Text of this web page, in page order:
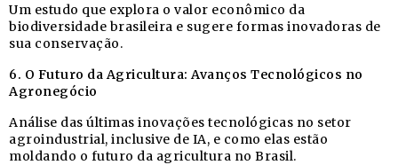
Um estudo que explora o valor econômico da
biodiversidade brasileira e sugere formas inovadoras de
sua conservação.
6. O Futuro da Agricultura: Avanços Tecnológicos no
Agronegócio
Análise das últimas inovações tecnológicas no setor
agroindustrial, inclusive de IA, e como elas estão
moldando o futuro da agricultura no Brasil.